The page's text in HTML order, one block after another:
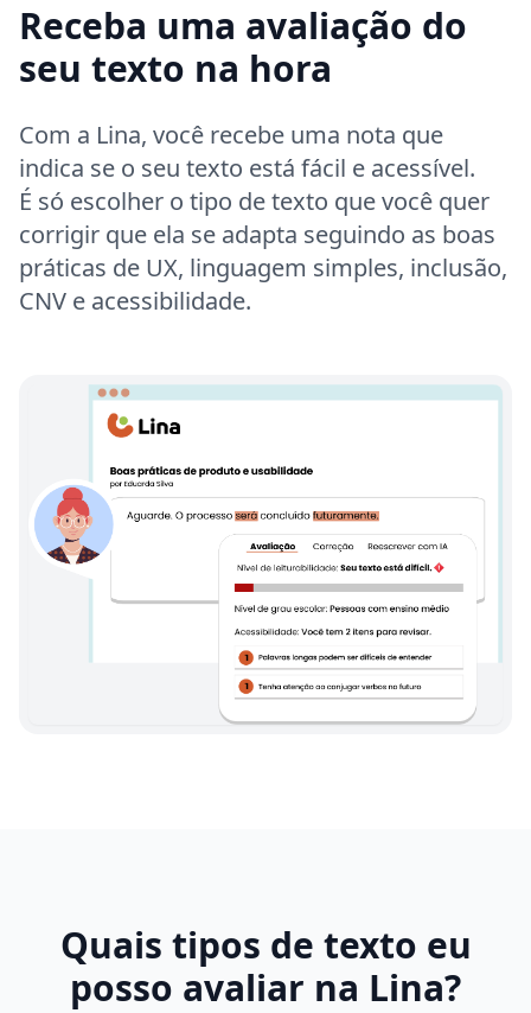
Receba uma avaliação do
seu texto na hora
Com a Lina, você recebe uma nota que
indica se o seu texto está fácil e acessível.
É só escolher o tipo de texto que você quer
corrigir que ela se adapta seguindo as boas
práticas de UX, linguagem simples, inclusão,
CNV e acessibilidade.
Quais tipos de texto eu
posso avaliar na Lina?